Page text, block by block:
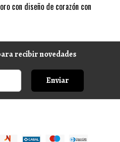
con diseño de corazón con
recibir novedades
Enviar